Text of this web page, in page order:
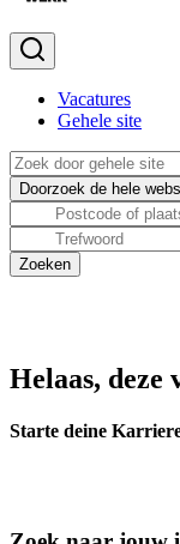
Vacatures
Gehele site
Helaas, deze
Starte deine